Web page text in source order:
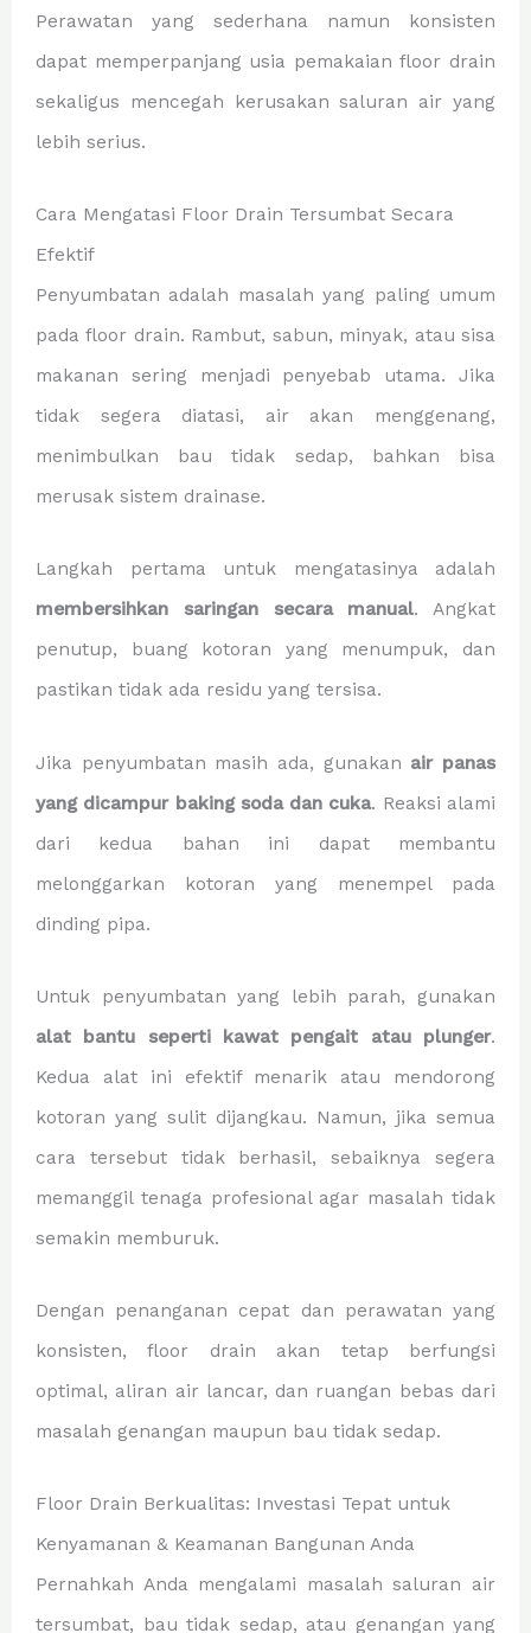
Perawatan yang sederhana namun konsisten
dapat memperpanjang usia pemakaian floor drain
sekaligus mencegah kerusakan saluran air yang
lebih serius.
Cara Mengatasi Floor Drain Tersumbat Secara
Efektif
Penyumbatan adalah masalah yang paling umum
pada floor drain. Rambut, sabun, minyak, atau sisa
makanan sering menjadi penyebab utama. Jika
tidak segera diatasi, air akan menggenang,
menimbulkan bau tidak sedap, bahkan bisa
merusak sistem drainase.
Langkah pertama untuk mengatasinya adalah
membersihkan saringan secara manual. Angkat
penutup, buang kotoran yang menumpuk, dan
pastikan tidak ada residu yang tersisa.
Jika penyumbatan masih ada, gunakan air panas
yang dicampur baking soda dan cuka. Reaksi alami
dari kedua bahan ini dapat membantu
melonggarkan kotoran yang menempel pada
dinding pipa.
Untuk penyumbatan yang lebih parah, gunakan
alat bantu seperti kawat pengait atau plunger.
Kedua alat ini efektif menarik atau mendorong
kotoran yang sulit dijangkau. Namun, jika semua
cara tersebut tidak berhasil, sebaiknya segera
memanggil tenaga profesional agar masalah tidak
semakin memburuk.
Dengan penanganan cepat dan perawatan yang
konsisten, floor drain akan tetap berfungsi
optimal, aliran air lancar, dan ruangan bebas dari
masalah genangan maupun bau tidak sedap.
Floor Drain Berkualitas: Investasi Tepat untuk
Kenyamanan & Keamanan Bangunan Anda
Pernahkah Anda mengalami masalah saluran air
tersumbat, bau tidak sedap, atau genangan yang